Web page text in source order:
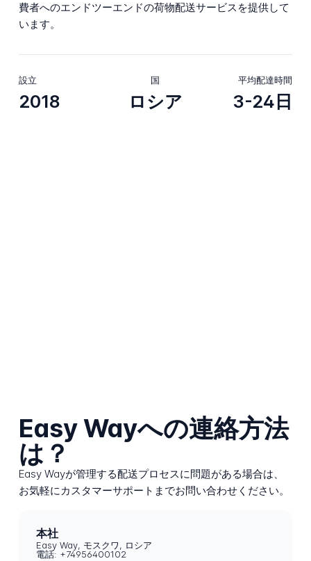
費者へのエンドツーエンドの荷物配送サービスを提供して
います。
設立
2018
国
ロシア
平均配達時間
3-24日
Easy Wayへの連絡方法
は？
Easy Wayが管理する配送プロセスに問題がある場合は、
お気軽にカスタマーサポートまでお問い合わせください。
本社
Easy Way, モスクワ, ロシア
電話: +74956400102